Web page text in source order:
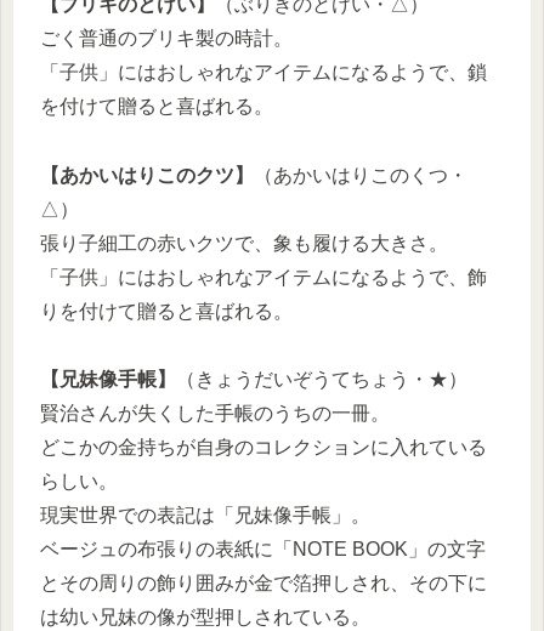
ごく普通のブリキ製の時計。
「子供」にはおしゃれなアイテムになるようで、鎖
を付けて贈ると喜ばれる。
【あかいはりこのクツ】
（あかいはりこのくつ・
△）
張り子細工の赤いクツで、象も履ける大きさ。
「子供」にはおしゃれなアイテムになるようで、飾
りを付けて贈ると喜ばれる。
【兄妹像手帳】
（きょうだいぞうてちょう・★）
賢治さんが失くした手帳のうちの一冊。
どこかの金持ちが自身のコレクションに入れている
らしい。
現実世界での表記は「兄妹像手帳」。
ベージュの布張りの表紙に「NOTE BOOK」の文字
とその周りの飾り囲みが金で箔押しされ、その下に
は幼い兄妹の像が型押しされている。